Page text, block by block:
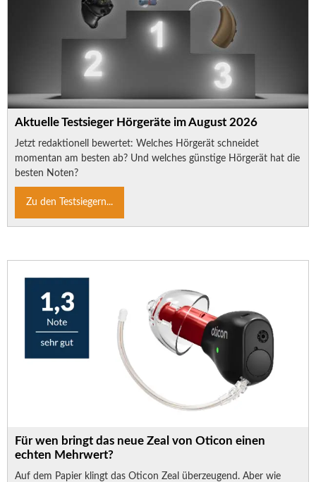
Aktuelle Testsieger Hörgeräte im August 2026
Jetzt redaktionell bewertet: Welches Hörgerät schneidet
momentan am besten ab? Und welches günstige Hörgerät hat die
besten Noten?
Zu den Testsiegern...
Für wen bringt das neue Zeal von Oticon einen
echten Mehrwert?
Auf dem Papier klingt das Oticon Zeal überzeugend. Aber wie